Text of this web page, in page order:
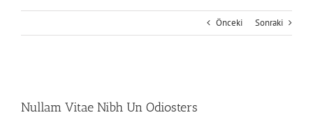
Önceki Sonraki
Image
Nullam Vitae Nibh Un Odiosters